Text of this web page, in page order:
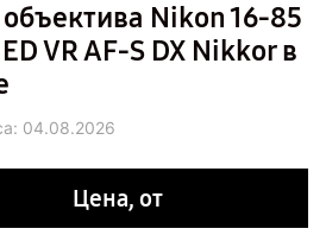
Nikon 16-85
VR AF-S DX Nikkor в
04.08.2026
Цена, от